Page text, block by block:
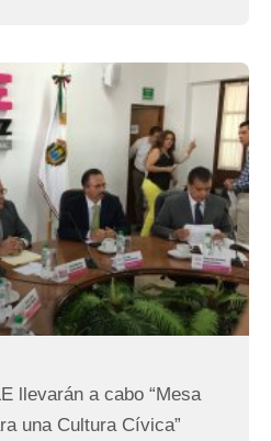
llevarán a cabo “Mesa
una Cultura Cívica”